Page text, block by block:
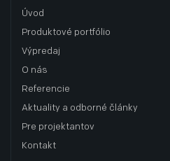
Úvod
Produktové portfólio
Výpredaj
O nás
Referencie
Aktuality a odborné články
Pre projektantov
Kontakt